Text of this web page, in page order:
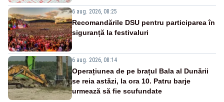
6 aug. 2026, 08:25
Recomandările DSU pentru participarea în
siguranță la festivaluri
6 aug. 2026, 08:14
Operațiunea de pe brațul Bala al Dunării
se reia astăzi, la ora 10. Patru barje
urmează să fie scufundate